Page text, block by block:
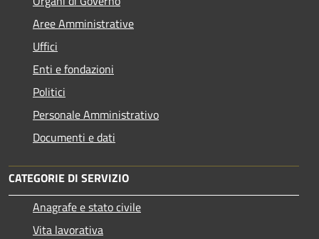
Aree Amministrative
Uffici
Enti e fondazioni
Politici
Personale Amministrativo
Documenti e dati
CATEGORIE DI SERVIZIO
Anagrafe e stato civile
Vita lavorativa